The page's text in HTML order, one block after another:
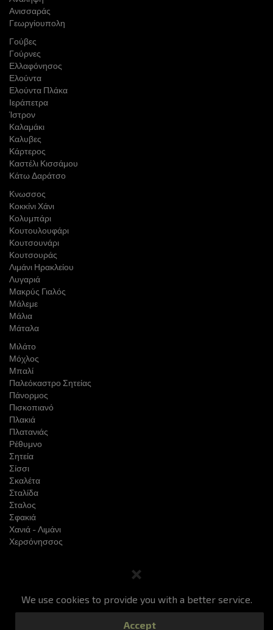
We use cookies to provide you with a better service.
Accept
Ανισσαράς
Γεωργίουπολη
Γούβες
Γούρνες
Ελλαφόνησος
Ελούντα
Ελούντα Πλάκα
Ιεράπετρα
Ίστρον
Καλαμάκι
Καλυβες
Κάρτερος
Καστέλι Κισσάμου
Κάτω Δαράτσο
Κνωσσος
Κοκκίνι Χάνι
Κολυμπάρι
Κουτουλουφάρι
Κουτσουνάρι
Κουτσουράς
Λιμάνι Ηρακλείου
Λυγαριά
Μακρύς Γιαλός
Μάλεμε
Μάλια
Μάταλα
Μιλάτο
Μόχλος
Μπαλί
Παλεόκαστρο Σητείας
Πάνορμος
Πισκοπιανό
Πλακιά
Πλατανιάς
Ρέθυμνο
Σητεία
Σίσσι
Σκαλέτα
Σταλίδα
Σταλος
Σφακιά
Χανιά - Λιμάνι
Χερσόνησσος
Κράτηση Ταξί Τιμές Υπηρεσίες
Χρήσιμα
Δείτε την παραγγελία σας